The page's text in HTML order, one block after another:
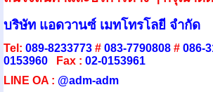
บริษัท แอดวานซ์ เมทโทรโลยี จำกัด
Tel: 089-8233773# 083-7790808# 086-
0153960Fax : 02-0153961
LINE OA : @adm-adm